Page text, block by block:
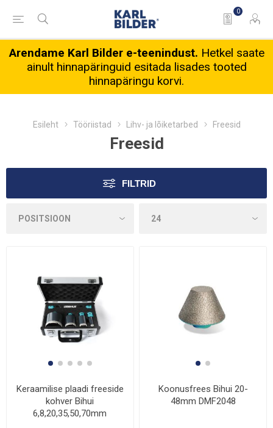
0
Arendame Karl Bilder e-teenindust. Hetkel saate
ainult hinnapäringuid esitada lisades tooted
hinnapäringu korvi.
Esileht Tööriistad Lihv- ja lõiketarbed Freesid
Freesid
FILTRID
Keraamilise plaadi freeside
kohver Bihui
6,8,20,35,50,70mm
Koonusfrees Bihui 20-
48mm DMF2048